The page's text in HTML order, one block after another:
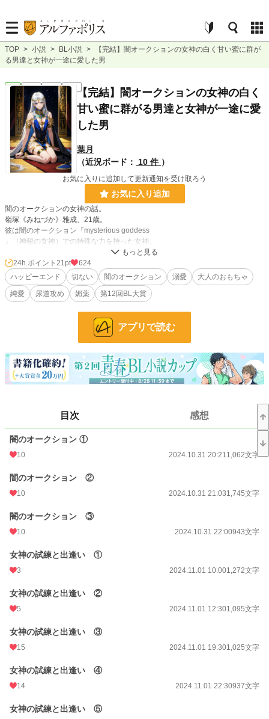
TOP > 小説 > BL小説 >
【完結】闇オークションの女神の白く甘い蜜に群が
る男達と女神が一途に愛した男
BL 完結 長編 R18 【完結】闇オークションの女神の白く
甘い蜜に群がる男達と女神が一途に愛
した男
葉月
（近況ボード：
10 件 ）
お気に入りに追加して更新通知を受け取ろう
お気に入り追加
闇のオークションの女神の話。
嶺塚《みねづか》雅成、21歳。
彼は闇のオークション『mysterious goddess
』（神秘の女神）での特殊な力を持った女神。
美貌や妖艶さだけでも人を虜にするのに、能力に関わった者は雅成の信者とな
り、最終的には僕《しもべ》となっていった。
その能力は雅成の蜜にある。
射精した時、真珠のように輝き、蜜は桜のはちみつでできたような濃厚な甘さ
と、嚥下した時、体の隅々まで力をみなぎらせる。
雅成の蜜に群がる男達の欲望と、雅成が一途に愛した男、拓海との純愛。
二人は様々な試練を乗り越えられるのか？
拘束、複数攻め、尿道プラグ、媚薬……こんなにアブノーマルエロいのに、純愛
よろしくお願いします
小説 26,106 位 / 228,851 件
お気に入り 55
初回公開日時
初回完結日時 2024.11.17 14:14
週間ポイント
月間ポイント 930 pt (25,132 位)
年間ポイント
累計ポイント 46,237 pt (46,493 位)
24h.ポイント 21pt
624
ハッピーエンド
切ない 闇のオークション 溺愛
大人のおもちゃ
純愛
尿道攻め 媚薬 第12回BL大賞
アプリで読む
目次 感想
闇のオークション ①
10 2024.10.31 20:211,062文字
闇のオークション ②
10 2024.10.31 21:031,745文字
闇のオークション ③
10 2024.10.31 22:00943文字
女神の試練と出逢い ①
3 2024.11.01 10:001,272文字
女神の試練と出逢い ②
5 2024.11.01 12:301,095文字
女神の試練と出逢い ③
15 2024.11.01 19:301,025文字
女神の試練と出逢い ④
14 2024.11.01 22:30937文字
女神の試練と出逢い ⑤